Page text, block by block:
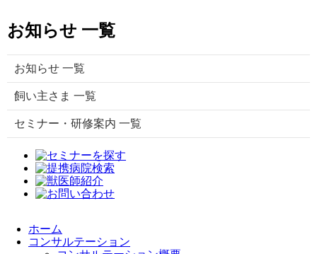
お知らせ 一覧
お知らせ 一覧
飼い主さま 一覧
セミナー・研修案内 一覧
ホーム
コンサルテーション